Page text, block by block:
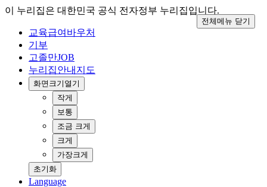
이 누리집은 대한민국 공식 전자정부 누리집입니다.
교육급여바우처
기부
고졸만JOB
누리집안내지도
화면크기 열기
작게
보통
조금 크게
크게
가장크게
초기화
Language
전체메뉴 닫기